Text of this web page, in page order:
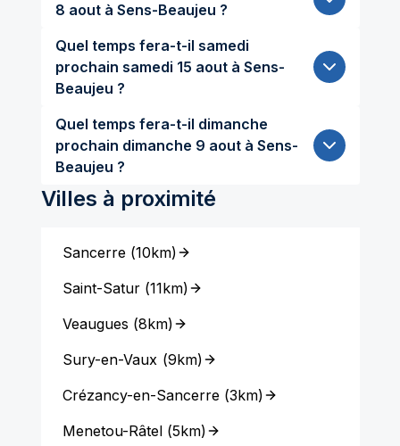
8 aout à Sens-Beaujeu ?
Quel temps fera-t-il samedi
prochain samedi 15 aout à Sens-
Beaujeu ?
Quel temps fera-t-il dimanche
prochain dimanche 9 aout à Sens-
Beaujeu ?
Villes à proximité
Sancerre(10km)
Saint-Satur(11km)
Veaugues (8km)
Sury-en-Vaux (9km)
Crézancy-en-Sancerre(3km)
Menetou-Râtel(5km)